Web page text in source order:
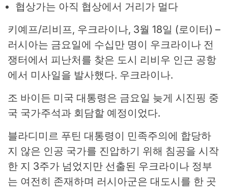
협상가는 아직 협상에서 거리가 멀다
키예프/리비프, 우크라이나, 3월 18일 (로이터) –
러시아는 금요일에 수십만 명이 우크라이나 전
쟁터에서 피난처를 찾은 도시 리비우 인근 공항
에서 미사일을 발사했다. 우크라이나.
조 바이든 미국 대통령은 금요일 늦게 시진핑 중
국 국가주석과 회담할 예정이었다.
블라디미르 푸틴 대통령이 민족주의에 합당하
지 않은 인공 국가를 진압하기 위해 침공을 시작
한 지 3주가 넘었지만 선출된 우크라이나 정부
는 여전히 존재하며 러시아군은 대도시를 한 곳